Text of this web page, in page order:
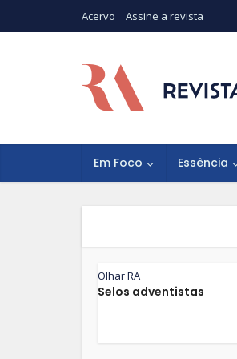
Acervo Assine a revista
Em Foco Essência
Olhar RA
Selos adventistas